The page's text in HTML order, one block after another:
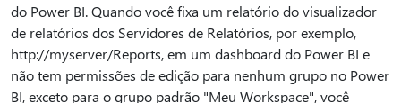
do Power BI. Quando você fixa um relatório do visualizador
de relatórios dos Servidores de Relatórios, por exemplo,
http://myserver/Reports, em um dashboard do Power BI e
não tem permissões de edição para nenhum grupo no Power
BI, exceto para o grupo padrão "Meu Workspace", você